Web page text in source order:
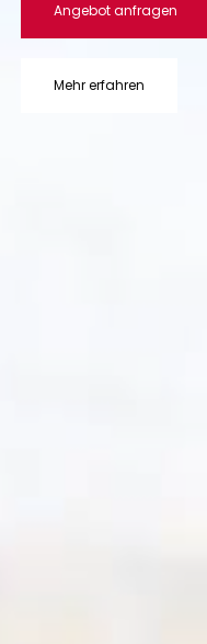
Angebot anfragen
Mehr erfahren